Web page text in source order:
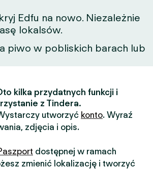
Edfu na nowo. Niezależnie
lokalsów.
piwo w pobliskich barach lub
kilka przydatnych funkcji i
z Tindera.
utworzyć konto. Wyraź
zdjęcia i opis.
dostępnej w ramach
zmienić lokalizację i tworzyć